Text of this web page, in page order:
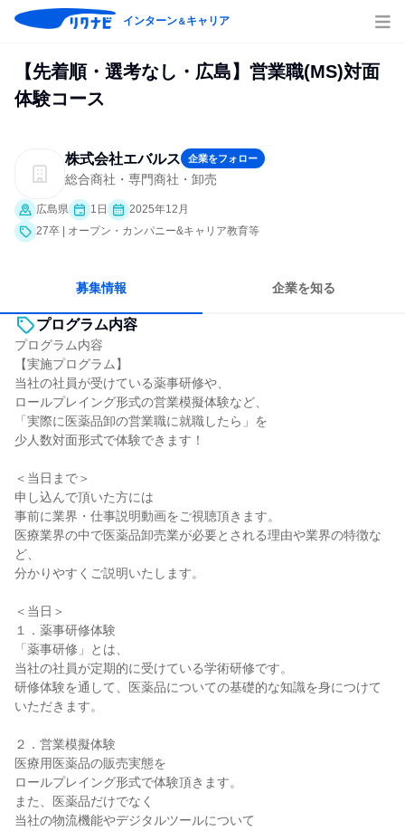
インターン＆キャリア
【先着順・選考なし・広島】営業職(MS)対面
体験コース
株式会社エバルス 企業をフォロー
総合商社・専門商社・卸売
広島県 1日
2025年12月
27卒 | オープン・カンパニー&キャリア教育等
募集情報 企業を知る
プログラム内容
プログラム内容
【実施プログラム】
当社の社員が受けている薬事研修や、
ロールプレイング形式の営業模擬体験など、
「実際に医薬品卸の営業職に就職したら」を
少人数対面形式で体験できます！
＜当日まで＞
申し込んで頂いた方には
事前に業界・仕事説明動画をご視聴頂きます。
医療業界の中で医薬品卸売業が必要とされる理由や業界の特徴な
ど、
分かりやすくご説明いたします。
＜当日＞
１．薬事研修体験
「薬事研修」とは、
当社の社員が定期的に受けている学術研修です。
研修体験を通して、医薬品についての基礎的な知識を身につけて
いただきます。
２．営業模擬体験
医療用医薬品の販売実態を
ロールプレイング形式で体験頂きます。
また、医薬品だけでなく
当社の物流機能やデジタルツールについて